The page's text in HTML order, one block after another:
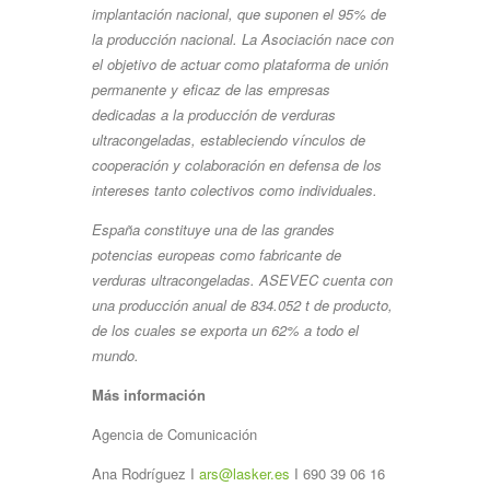
implantación nacional, que suponen el 95% de
la producción nacional. La Asociación nace con
el objetivo de actuar como plataforma de unión
permanente y eficaz de las empresas
dedicadas a la producción de verduras
ultracongeladas, estableciendo vínculos de
cooperación y colaboración en defensa de los
intereses tanto colectivos como individuales.
España constituye una de las grandes
potencias europeas como fabricante de
verduras ultracongeladas. ASEVEC cuenta con
una producción anual de 834.052 t de producto,
de los cuales se exporta un 62% a todo el
mundo.
Más información
Agencia de Comunicación
Ana Rodríguez I ars@lasker.es I 690 39 06 16